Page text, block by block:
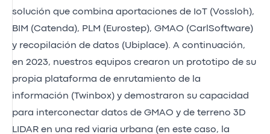
solución que combina aportaciones de IoT (Vossloh),
BIM (Catenda), PLM (Eurostep), GMAO (CarlSoftware)
y recopilación de datos (Ubiplace). A continuación,
en 2023, nuestros equipos crearon un prototipo de su
propia plataforma de enrutamiento de la
información (Twinbox) y demostraron su capacidad
para interconectar datos de GMAO y de terreno 3D
LIDAR en una red viaria urbana (en este caso, la